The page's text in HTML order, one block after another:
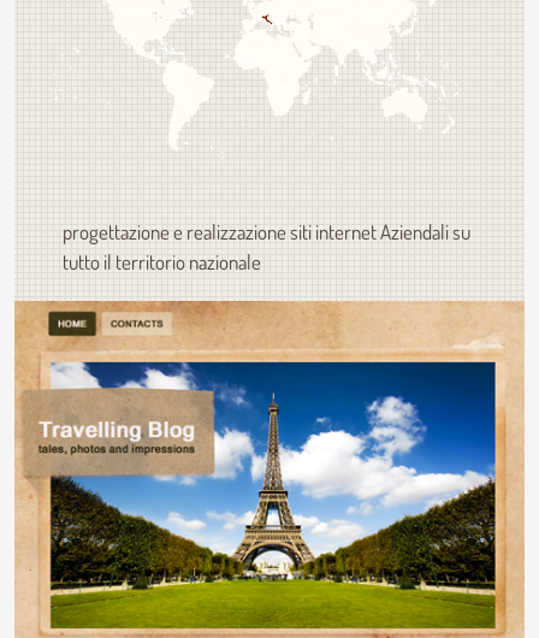
progettazione e realizzazione siti internet Aziendali su
tutto il territorio nazionale